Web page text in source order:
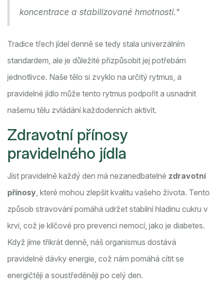
koncentrace a stabilizované hmotnosti."
Tradice třech jídel denně se tedy stala univerzálním
standardem, ale je důležité přizpůsobit jej potřebám
jednotlivce. Naše tělo si zvyklo na určitý rytmus, a
pravidelné jídlo může tento rytmus podpořit a usnadnit
našemu tělu zvládání každodenních aktivit.
Zdravotní přínosy
pravidelného jídla
Jíst pravidelně každý den má nezanedbatelné zdravotní
přínosy, které mohou zlepšit kvalitu vašeho života. Tento
způsob stravování pomáhá udržet stabilní hladinu cukru v
krvi, což je klíčové pro prevenci nemocí, jako je diabetes.
Když jíme třikrát denně, náš organismus dostává
pravidelné dávky energie, což nám pomáhá cítit se
energičtěji a soustředěněji po celý den.